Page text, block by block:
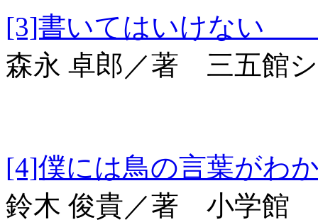
[3]書いてはいけな
森永 卓郎／著 三五館
[4]僕には鳥の言
鈴木 俊貴／著 小学館